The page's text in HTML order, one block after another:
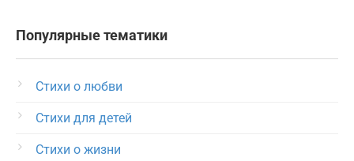
Популярные тематики
Стихи о любви
Стихи для детей
Стихи о жизни